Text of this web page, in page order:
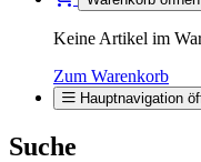
Keine Artikel im
Zum Warenkorb
Hauptnavigation
Suche